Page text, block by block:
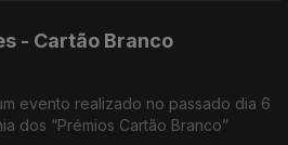
- Cartão Branco
evento realizado no passado dia 6
dos “Prémios Cartão Branco”